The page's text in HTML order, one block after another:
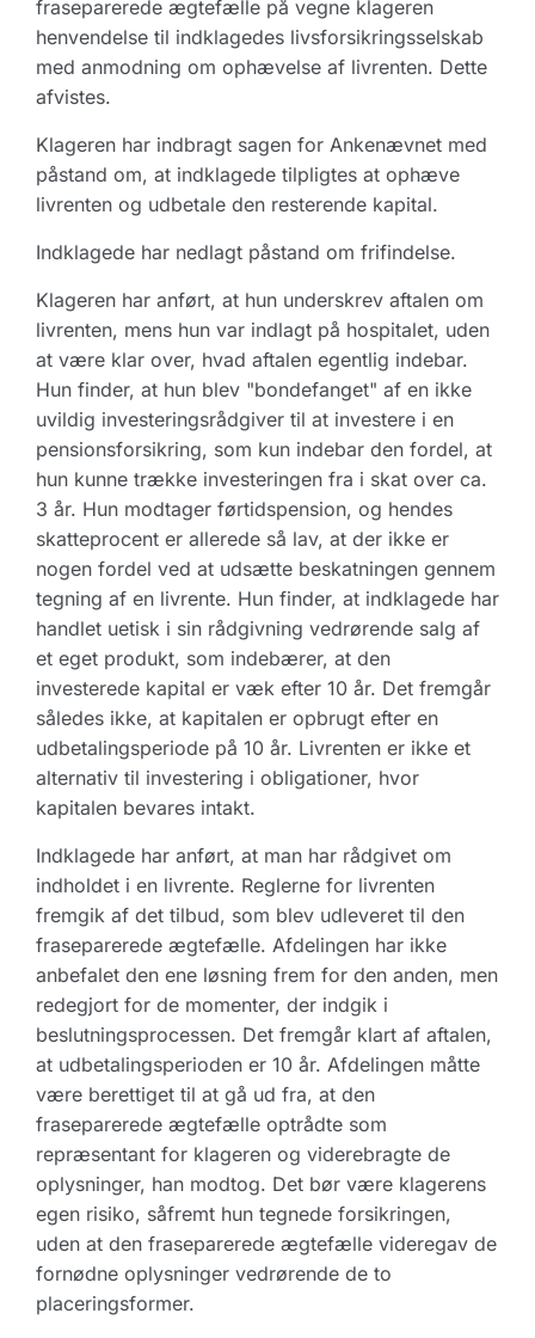
fraseparerede ægtefælle på vegne klageren
henvendelse til indklagedes livsforsikringsselskab
med anmodning om ophævelse af livrenten. Dette
afvistes.
Klageren har indbragt sagen for Ankenævnet med
påstand om, at indklagede tilpligtes at ophæve
livrenten og udbetale den resterende kapital.
Indklagede har nedlagt påstand om frifindelse.
Klageren har anført, at hun underskrev aftalen om
livrenten, mens hun var indlagt på hospitalet, uden
at være klar over, hvad aftalen egentlig indebar.
Hun finder, at hun blev "bondefanget" af en ikke
uvildig investeringsrådgiver til at investere i en
pensionsforsikring, som kun indebar den fordel, at
hun kunne trække investeringen fra i skat over ca.
3 år. Hun modtager førtidspension, og hendes
skatteprocent er allerede så lav, at der ikke er
nogen fordel ved at udsætte beskatningen gennem
tegning af en livrente. Hun finder, at indklagede har
handlet uetisk i sin rådgivning vedrørende salg af
et eget produkt, som indebærer, at den
investerede kapital er væk efter 10 år. Det fremgår
således ikke, at kapitalen er opbrugt efter en
udbetalingsperiode på 10 år. Livrenten er ikke et
alternativ til investering i obligationer, hvor
kapitalen bevares intakt.
Indklagede har anført, at man har rådgivet om
indholdet i en livrente. Reglerne for livrenten
fremgik af det tilbud, som blev udleveret til den
fraseparerede ægtefælle. Afdelingen har ikke
anbefalet den ene løsning frem for den anden, men
redegjort for de momenter, der indgik i
beslutningsprocessen. Det fremgår klart af aftalen,
at udbetalingsperioden er 10 år. Afdelingen måtte
være berettiget til at gå ud fra, at den
fraseparerede ægtefælle optrådte som
repræsentant for klageren og viderebragte de
oplysninger, han modtog. Det bør være klagerens
egen risiko, såfremt hun tegnede forsikringen,
uden at den fraseparerede ægtefælle videregav de
fornødne oplysninger vedrørende de to
placeringsformer.